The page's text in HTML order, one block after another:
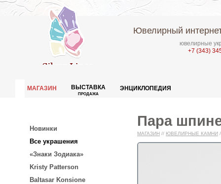
Ювелирный
ювелирные
+7 (343)
МАГАЗИН ВЫСТАВКА
ПРОДАЖА
ЭНЦИКЛОПЕДИЯ
Новинки
Все украшения
«Знаки Зодиака»
Kristy Patterson
Baltasar Konsione
Пара
МАГАЗИН // ЮВЕЛИРНЫЕ КАМНИ